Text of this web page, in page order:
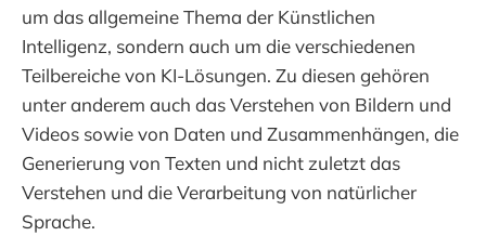
um das allgemeine Thema der Künstlichen
Intelligenz, sondern auch um die verschiedenen
Teilbereiche von KI-Lösungen. Zu diesen gehören
unter anderem auch das Verstehen von Bildern und
Videos sowie von Daten und Zusammenhängen, die
Generierung von Texten und nicht zuletzt das
Verstehen und die Verarbeitung von natürlicher
Sprache.